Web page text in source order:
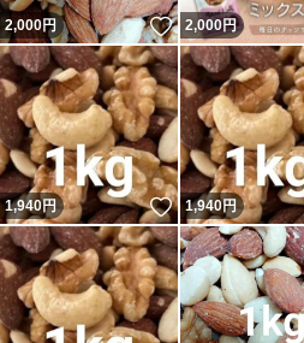
2,000円 いいね！
2,000円
1,940円 いいね！
1,940円